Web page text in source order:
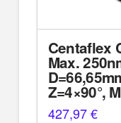
Centaflex
Max.
Z=4×90°,
427,97€